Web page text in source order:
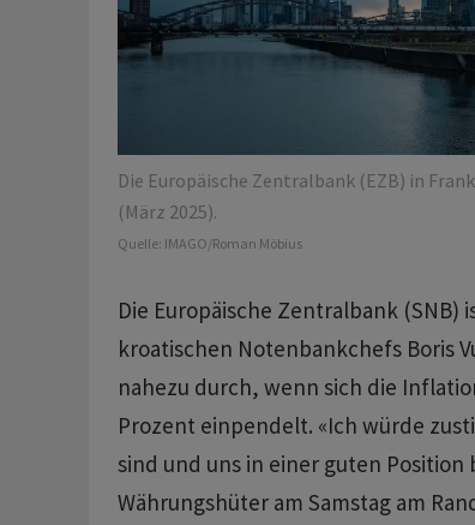
Die Europäische Zentralbank (EZB) in
(März 2025).
Quelle: IMAGO/Roman Möbius
Die Europäische Zentralbank (SNB)
kroatischen Notenbankchefs Boris
nahezu durch, wenn sich die
Prozent einpendelt. «Ich würde
sind und uns in einer guten Position
Währungshüter am Samstag am